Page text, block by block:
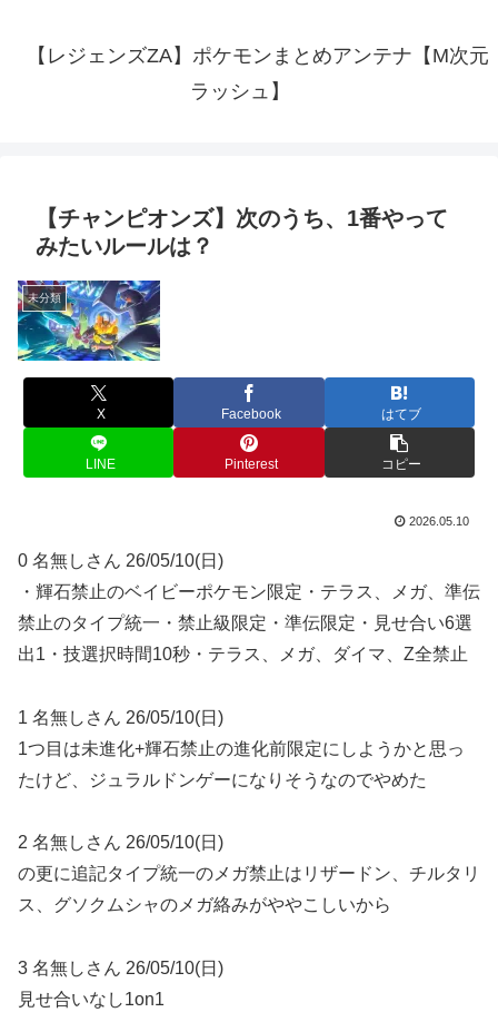
【レジェンズZA】ポケモンまとめアンテナ【M次元
ラッシュ】
【チャンピオンズ】次のうち、1番やって
みたいルールは？
未分類
X Facebook はてブ
LINE Pinterest コピー
2026.05.10
0 名無しさん 26/05/10(日)
・輝石禁止のベイビーポケモン限定・テラス、メガ、準伝
禁止のタイプ統一・禁止級限定・準伝限定・見せ合い6選
出1・技選択時間10秒・テラス、メガ、ダイマ、Z全禁止
1 名無しさん 26/05/10(日)
1つ目は未進化+輝石禁止の進化前限定にしようかと思っ
たけど、ジュラルドンゲーになりそうなのでやめた
2 名無しさん 26/05/10(日)
の更に追記タイプ統一のメガ禁止はリザードン、チルタリ
ス、グソクムシャのメガ絡みがややこしいから
3 名無しさん 26/05/10(日)
見せ合いなし1on1